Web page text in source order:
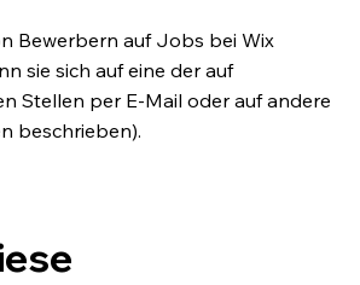
Bewerbern auf Jobs bei Wix
sie sich auf eine der auf
Stellen per E-Mail oder auf andere
beschrieben).